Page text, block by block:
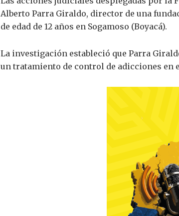
Alberto Parra Giraldo, director de una
de edad de 12 años en Sogamoso (Boyacá).
La investigación estableció que Parra
un tratamiento de control de adicciones en